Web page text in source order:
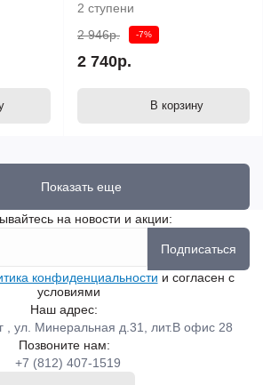
2 ступени
2 946р.
-7%
2 740р.
В корзину
Показать еще
на новости и акции:
Подписаться
конфиденциальности и согласен с
условиями
Наш адрес:
, ул. Минеральная д.31, лит.В офис 28
Позвоните нам:
+7 (812) 407-1519